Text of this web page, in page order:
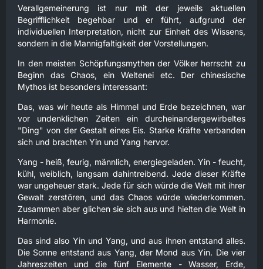
Verallgemeinerung ist nur mit der jeweils aktuellen
Begrifflichkeit begehbar und er führt, aufgrund der
individuellen Interpretation, nicht zur Einheit des Wissens,
sondern in die Mannigfaltigkeit der Vorstellungen.
In den meisten Schöpfungsmythen der Völker herrscht zu
Beginn das Chaos, ein Weltenei etc. Der chinesische
Mythos ist besonders interessant:
Das, was wir heute als Himmel und Erde bezeichnen, war
vor undenklichen Zeiten ein durcheinandergewirbeltes
"Ding" von der Gestalt eines Eis. Starke Kräfte verbanden
sich und brachten Yin und Yang hervor.
Yang - heiß, feurig, männlich, energiegeladen. Yin - feucht,
kühl, weiblich, langsam dahintreibend. Jede dieser Kräfte
war ungeheuer stark. Jede für sich würde die Welt mit ihrer
Gewalt zerstören, und das Chaos würde wiederkommen.
Zusammen aber glichen sie sich aus und hielten die Welt in
Harmonie.
Das sind also Yin und Yang, und aus ihnen entstand alles.
Die Sonne entstand aus Yang, der Mond aus Yin. Die vier
Jahreszeiten und die fünf Elemente - Wasser, Erde,